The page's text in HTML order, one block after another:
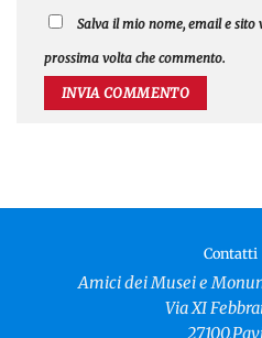
Salva il mio nome, email e sito
prossima volta che commento.
Contatti
Amici dei Musei e
Via XI